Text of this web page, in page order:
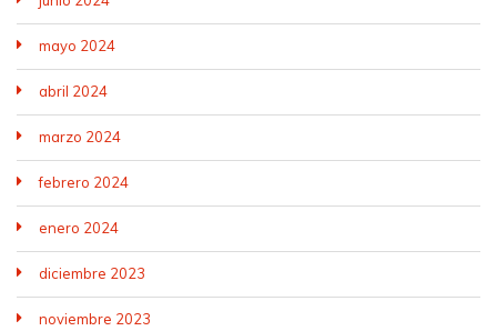
mayo 2024
abril 2024
marzo 2024
febrero 2024
enero 2024
diciembre 2023
noviembre 2023